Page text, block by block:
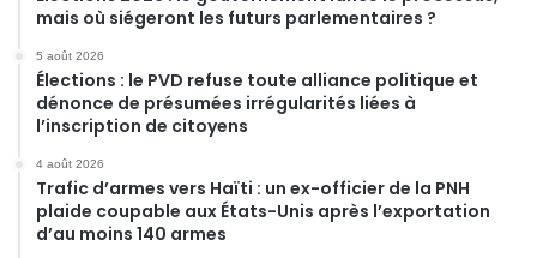
mais où siégeront les futurs parlementaires ?
5 août 2026
Élections : le PVD refuse toute alliance politique et
dénonce de présumées irrégularités liées à
l’inscription de citoyens
4 août 2026
Trafic d’armes vers Haïti : un ex-officier de la PNH
plaide coupable aux États-Unis après l’exportation
d’au moins 140 armes